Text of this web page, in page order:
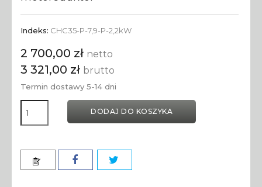
Indeks: CHC35-P-7,9-P-2,2kW
2 700,00 zł netto
3 321,00 zł brutto
Termin dostawy 5-14 dni
DODAJ DO KOSZYKA